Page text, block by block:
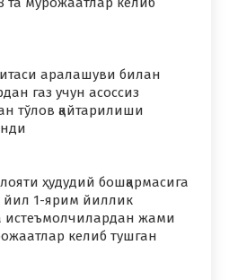
аралашуви билан
газ учун асоссиз
тўлов қайтарилиши
ҳудудий бошқармасига
йил 1-ярим йиллик
истеъмолчилардан жами
келиб тушган